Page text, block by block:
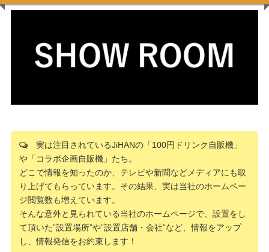
実は注目されているJiHANの「100円ドリンク自販機」
や「コラボ企画自販機」たち。
どこで情報を知ったのか、テレビや新聞などメディアにも取
り上げてもらっています。その結果、実は当社のホームペー
ジ閲覧数も増えています。
そんな意外と見られている当社のホームページで、設置をし
て頂いた”設置場所”や”設置店舗・会社”など、情報をアップ
し、情報発信をお約束します！